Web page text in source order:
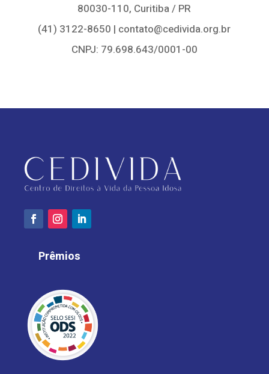
80030-110, Curitiba / PR
(41) 3122-8650 | contato@cedivida.org.br
CNPJ: 79.698.643/0001-00
Prêmios